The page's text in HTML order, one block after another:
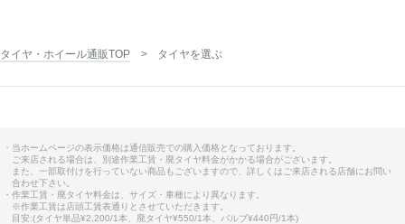
タイヤ・ホイール通販TOP タイヤを選ぶ
・当ホームページの表示価格は通信販売での購入価格となっております。
ご来店される場合は、別途作業工賃・廃タイヤ料金がかかる場合がございます。
また、一部取付けを行っていない商品もございますので、詳しくはご来店される店舗にお問い
合わせ下さい。
・作業工賃・廃タイヤ料金は、サイズ・車種により異なります。
※作業工賃は店頭工賃表通りとさせていただきます。
目安:(タイヤ単品¥2,200/1本、廃タイヤ¥550/1本、バルブ¥440円/1本)